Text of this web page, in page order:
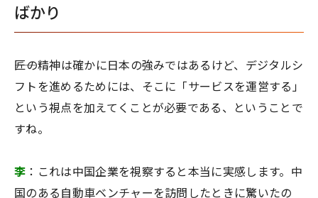
ばかり
――匠の精神は確かに日本の強みではあるけど、デジタルシ
フトを進めるためには、そこに「サービスを運営する」
という視点を加えてくことが必要である、ということで
すね。
李 ：これは中国企業を視察すると本当に実感します。中
国のある自動車ベンチャーを訪問したときに驚いたの